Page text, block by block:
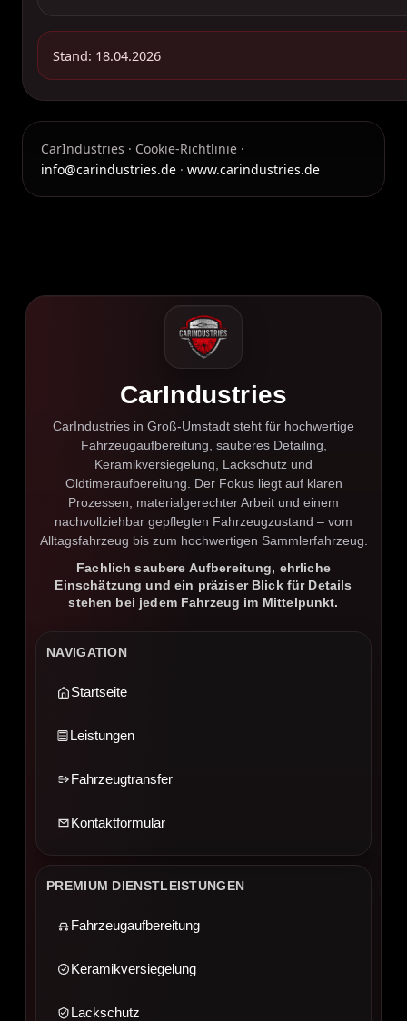
Stand: 18.04.2026
CarIndustries · Cookie-Richtlinie ·
info@carindustries.de · www.carindustries.de
CarIndustries
CarIndustries in Groß-Umstadt steht für hochwertige
Fahrzeugaufbereitung, sauberes Detailing,
Keramikversiegelung, Lackschutz und
Oldtimeraufbereitung. Der Fokus liegt auf klaren
Prozessen, materialgerechter Arbeit und einem
nachvollziehbar gepflegten Fahrzeugzustand – vom
Alltagsfahrzeug bis zum hochwertigen Sammlerfahrzeug.
Fachlich saubere Aufbereitung, ehrliche
Einschätzung und ein präziser Blick für Details
stehen bei jedem Fahrzeug im Mittelpunkt.
NAVIGATION
Startseite
Leistungen
Fahrzeugtransfer
Kontaktformular
PREMIUM DIENSTLEISTUNGEN
Fahrzeugaufbereitung
Keramikversiegelung
Lackschutz